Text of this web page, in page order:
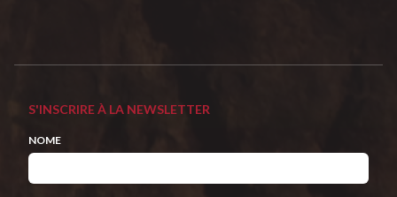
S'INSCRIRE À LA NEWSLETTER
NOME